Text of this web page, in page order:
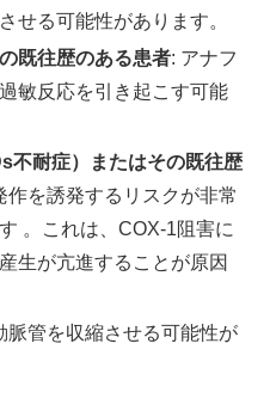
せる可能性があります。
既往歴のある患者: アナフ
敏反応を引き起こす可能
不耐症）またはその既往歴
作を誘発するリスクが非常
。これは、COX-1阻害に
生が亢進することが原因
脈管を収縮させる可能性が